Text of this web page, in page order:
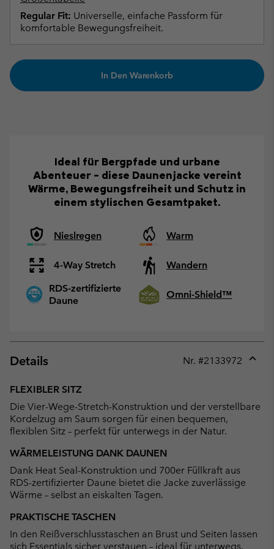
Regular Fit: Universelle, einfache Passform für
komfortable Bewegungsfreiheit.
In Den Warenkorb
Ideal für Bergpfade und urbane
Abenteuer – diese Daunenjacke vereint
Wärme, Bewegungsfreiheit und Schutz in
einem stylischen Gesamtpaket.
Nieslregen Warm
4-Way Stretch
Wandern
RDS-zertifizierte
Daune
Omni-Shield™
Details Nr. #2133972
FLEXIBLER SITZ
Die Vier-Wege-Stretch-Konstruktion und der verstellbare
Kordelzug am Saum sorgen für einen bequemen,
flexiblen Sitz – perfekt für unterwegs in der Natur.
WÄRMELEISTUNG DANK DAUNEN
Dank Heat Seal-Konstruktion und 700er Füllkraft aus
RDS-zertifizierter Daune bietet die Jacke zuverlässige
Wärme – selbst an eiskalten Tagen.
PRAKTISCHE TASCHEN
In den Reißverschlusstaschen an Brust und Seiten lassen
sich Essentials sicher verstauen – ideal für unterwegs.